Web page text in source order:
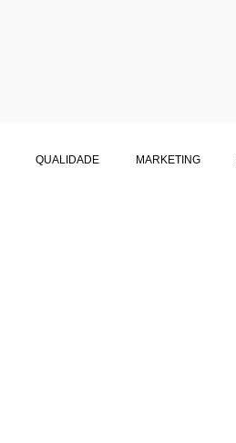
QUALIDADE MARKETING